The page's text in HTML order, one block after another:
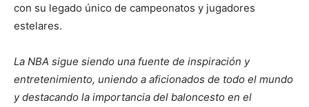
con su legado único de campeonatos y jugadores
estelares.
La NBA sigue siendo una fuente de inspiración y
entretenimiento, uniendo a aficionados de todo el mundo
y destacando la importancia del baloncesto en el